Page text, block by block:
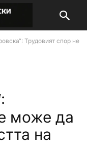
Трудовият спор не
може да
на